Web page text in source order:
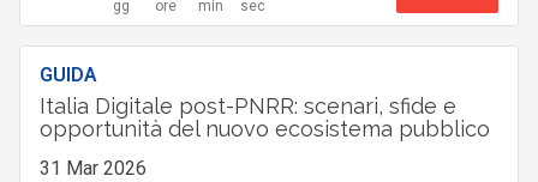
GUIDA
Italia Digitale post-PNRR: scenari, sfide e
opportunità del nuovo ecosistema pubblico
31 Mar 2026